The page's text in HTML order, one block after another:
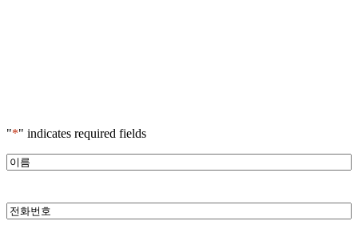
"*" indicates required fields
이*
전*